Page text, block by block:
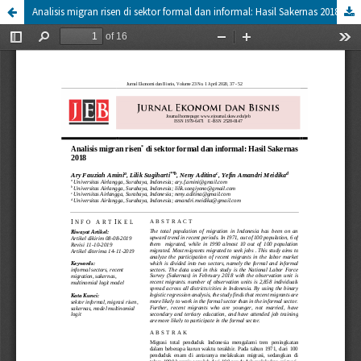
Analisis migran risen di sektor formal dan informal: Hasil Sakernas 2018